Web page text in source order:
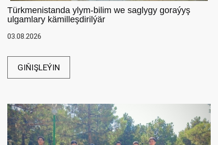
Türkmenistanda ylym-bilim we saglygy goraýyş
ulgamlary kämilleşdirilýär
03.08.2026
GIŇIŞLEÝIN